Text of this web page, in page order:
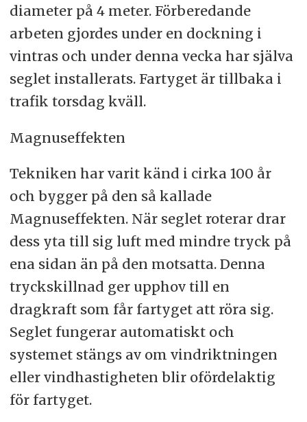
diameter på 4 meter. Förberedande
arbeten gjordes under en dockning i
vintras och under denna vecka har själva
seglet installerats. Fartyget är tillbaka i
trafik torsdag kväll.
Magnuseffekten
Tekniken har varit känd i cirka 100 år
och bygger på den så kallade
Magnuseffekten. När seglet roterar drar
dess yta till sig luft med mindre tryck på
ena sidan än på den motsatta. Denna
tryckskillnad ger upphov till en
dragkraft som får fartyget att röra sig.
Seglet fungerar automatiskt och
systemet stängs av om vindriktningen
eller vindhastigheten blir ofördelaktig
för fartyget.